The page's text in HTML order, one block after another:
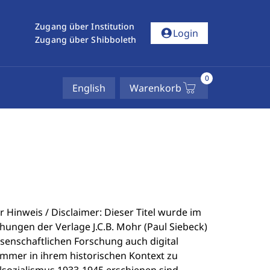
Zugang über Institution
Zugang über Shibboleth
account_circleLogin
English Warenkorb
0
Hinweis / Disclaimer: Dieser Titel wurde im
der Verlage J.C.B. Mohr (Paul Siebeck)
Forschung auch digital
in ihrem historischen Kontext zu